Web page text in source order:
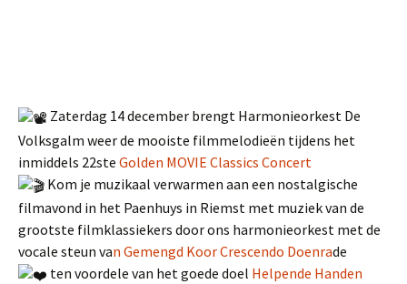
Zaterdag 14 december brengt Harmonieorkest De
Volksgalm weer de mooiste filmmelodieën tijdens het
inmiddels 22ste Golden MOVIE Classics Concert
Kom je muzikaal verwarmen aan een nostalgische
filmavond in het Paenhuys in Riemst met muziek van de
grootste filmklassiekers door ons harmonieorkest met de
vocale steun van Gemengd Koor Crescendo Doenrade
ten voordele van het goede doel Helpende Handen